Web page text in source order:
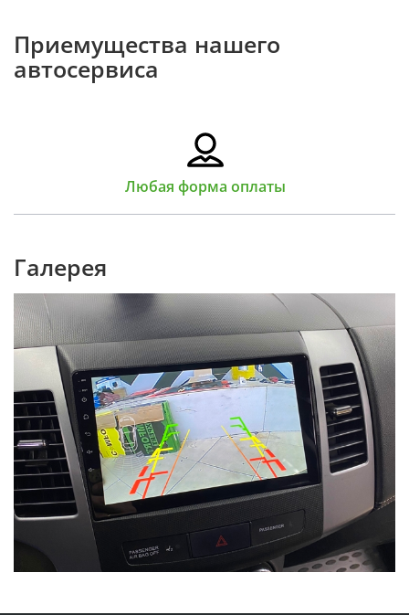
Приемущества нашего
автосервиса
Любая форма оплаты
Галерея